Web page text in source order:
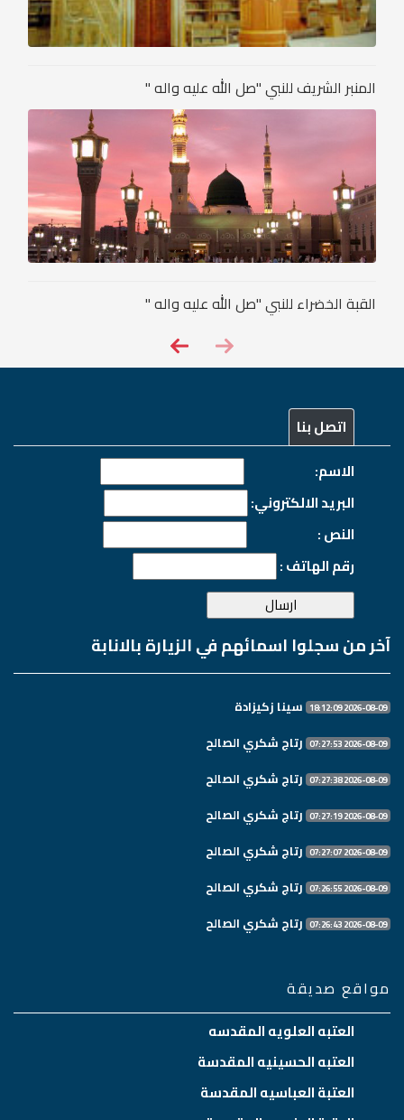
المنبر الشريف للنبي "صل الله عليه واله "
القبة الخضراء للنبي "صل الله عليه واله "
اتصل بنا
الاسم:
البريد الالكتروني:
النص :
رقم الهاتف :
آخر من سجلوا اسمائهم في الزيارة بالانابة
2026-08-09 18:12:09 سینا زکیزادة
2026-08-09 07:27:53 رتاج شكري الصالح
2026-08-09 07:27:38 رتاج شكري الصالح
2026-08-09 07:27:19 رتاج شكري الصالح
2026-08-09 07:27:07 رتاج شكري الصالح
2026-08-09 07:26:55 رتاج شكري الصالح
2026-08-09 07:26:43 رتاج شكري الصالح
مواقع صديقة
العتبه العلويه المقدسه
العتبه الحسينيه المقدسة
العتبة العباسيه المقدسة